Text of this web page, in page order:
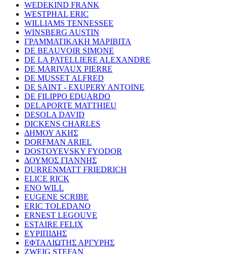
WEDEKIND FRANK
WESTPHAL ERIC
WILLIAMS TENNESSEE
WINSBERG AUSTIN
ΓΡΑΜΜΑΤΙΚΑΚΗ ΜΑΡΙΒΙΤΑ
DE BEAUVOIR SIMONE
DE LA PATELLIERE ALEXANDRE
DE MARIVAUX PIERRE
DE MUSSET ALFRED
DE SAINT - EXUPERY ANTOINE
DE FILIPPO EDUARDO
DELAPORTE MATTHIEU
DESOLA DAVID
DICKENS CHARLES
ΔΗΜΟΥ ΑΚΗΣ
DORFMAN ARIEL
DOSTOYEVSKY FYODOR
ΔΟΥΜΟΣ ΓΙΑΝΝΗΣ
DURRENMATT FRIEDRICH
ELICE RICK
ENO WILL
EUGENE SCRIBE
ERIC TOLEDANO
ERNEST LEGOUVE
ESTAIRE FELIX
ΕΥΡΙΠΙΔΗΣ
ΕΦΤΑΛΙΩΤΗΣ ΑΡΓΥΡΗΣ
ZWEIG STEFAN